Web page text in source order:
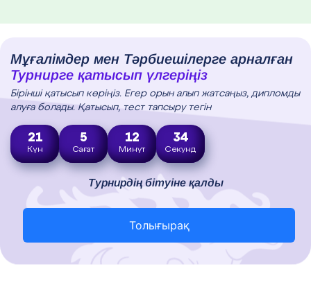
Мұғалімдер мен Тәрбиешілерге арналған
Турнирге қатысып үлгеріңіз
Бірінші қатысып көріңіз. Егер орын алып жатсаңыз, дипломды
алуға болады. Қатысып, тест тапсыру тегін
21
Күн
5
Сағат
12
Минут
33
Секунд
Турнирдің бітуіне қалды
Толығырақ